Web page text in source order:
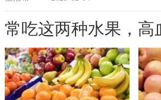
常吃这两种水果，高